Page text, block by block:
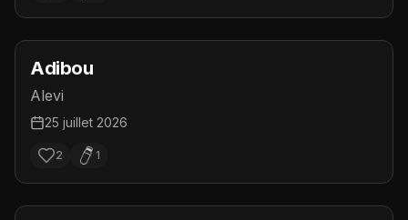
Adibou
Alevi
25 juillet 2026
2 1